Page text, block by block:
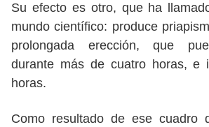
Su efecto es otro, que ha
mundo científico: produce
prolongada erección, que
durante más de cuatro horas, e
horas.
Como resultado de ese cuadro